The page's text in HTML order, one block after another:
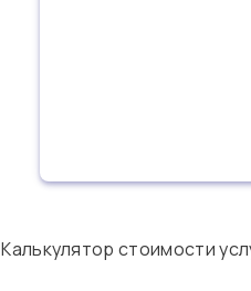
Калькулятор стоимости